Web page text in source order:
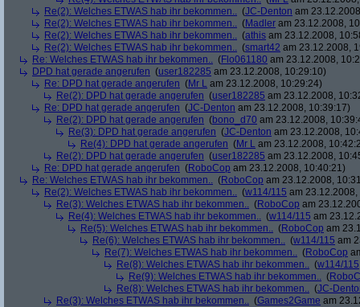
Re(2): Welches ETWAS hab ihr bekommen.. (JC-Denton am
Re(2): Welches ETWAS hab ihr bekommen.. (Madler am 23.12.2008,
Re(2): Welches ETWAS hab ihr bekommen.. (athis am 23.12.2008,
Re(2): Welches ETWAS hab ihr bekommen.. (smart42 am 23.12.2008,
Re: Welches ETWAS hab ihr bekommen.. (Flo061180 am 23.12.2008,
DPD hat gerade angerufen (user182285 am 23.12.2008, 10:29:10)
Re: DPD hat gerade angerufen (Mr L am 23.12.2008, 10:29:24)
Re(2): DPD hat gerade angerufen (user182285 am 23.12.2008,
Re: DPD hat gerade angerufen (JC-Denton am 23.12.2008, 10:39:17)
Re(2): DPD hat gerade angerufen (bono_d70 am 23.12.2008,
Re(3): DPD hat gerade angerufen (JC-Denton am 23.12.2008,
Re(4): DPD hat gerade angerufen (Mr L am 23.12.2008,
Re(2): DPD hat gerade angerufen (user182285 am 23.12.2008,
Re: DPD hat gerade angerufen (RoboCop am 23.12.2008, 10:40:21)
Re: Welches ETWAS hab ihr bekommen.. (RoboCop am 23.12.2008,
Re(2): Welches ETWAS hab ihr bekommen.. (w114/115 am
Re(3): Welches ETWAS hab ihr bekommen.. (RoboCop am
Re(4): Welches ETWAS hab ihr bekommen.. (w114/115 am
Re(5): Welches ETWAS hab ihr bekommen.. (RoboCop am
Re(6): Welches ETWAS hab ihr bekommen.. (w114/115 am
Re(7): Welches ETWAS hab ihr bekommen.. (RoboCop
Re(8): Welches ETWAS hab ihr bekommen.. (w114/115
Re(9): Welches ETWAS hab ihr bekommen.. (
Re(8): Welches ETWAS hab ihr bekommen.. (JC-
Re(3): Welches ETWAS hab ihr bekommen.. (Games2Game am